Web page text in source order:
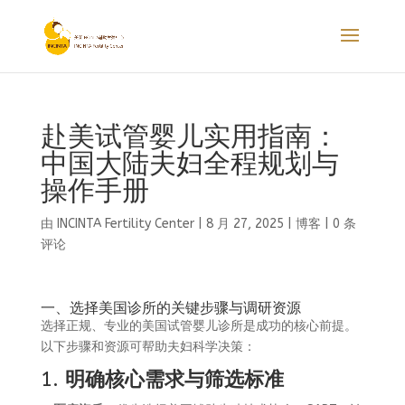
赴美试管婴儿实用指南：
中国大陆夫妇全程规划与
操作手册
由 INCINTA Fertility Center| 8 月 27, 2025 博客
0 条
评论
一、选择美国诊所的关键步骤与调研资源
选择正规、专业的美国试管婴儿诊所是成功的核心前提。
以下步骤和资源可帮助夫妇科学决策：
1. 明确核心需求与筛选标准